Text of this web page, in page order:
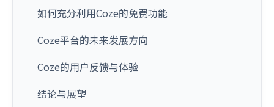
如何充分利用Coze的免费功能
Coze平台的未来发展方向
Coze的用户反馈与体验
结论与展望